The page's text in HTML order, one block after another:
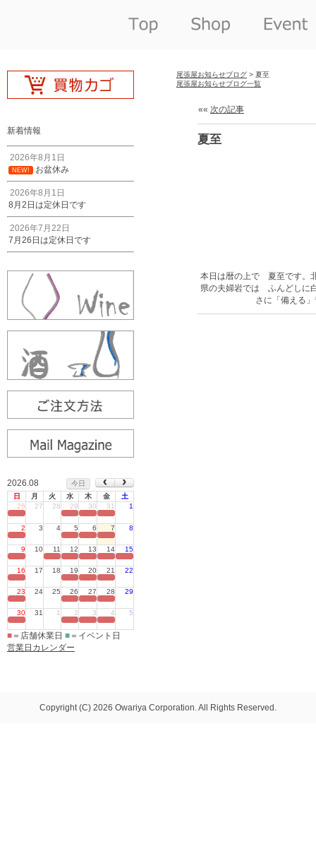
新着情報
2026年8月1日
NEW! お盆休み
2026年8月1日
8月2日は定休日です
2026年7月22日
7月26日は定休日です
2026.08
今日
日
月 火 水 木 金
土
26
27 28 29 30 31 1
2 3 4 5 6 7 8
9 10 11 12 13 14 15
16 17 18 19 20 21 22
23 24 25 26 27 28 29
30 31 1 2 3 4 5
■ ＝店舗休業日 ■ ＝イベント日
営業日カレンダー
尾張屋お知らせブログ > 夏至
尾張屋お知らせブログ一覧
«« 次の記事
夏至
本日は暦の上で 夏至です。
県の夫婦岩では ふんどしに
さに「備える
Copyright (C) 2026 Owariya Corporation. All Rights Reserved.